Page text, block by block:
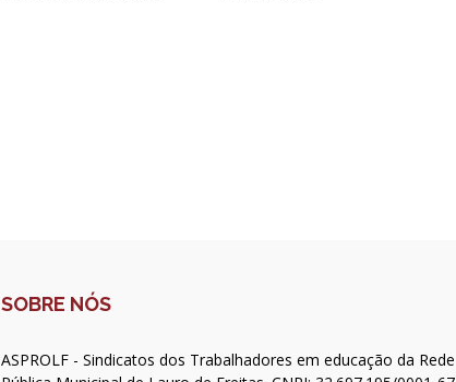
SOBRE NÓS
ASPROLF - Sindicatos dos Trabalhadores em educação da Rede